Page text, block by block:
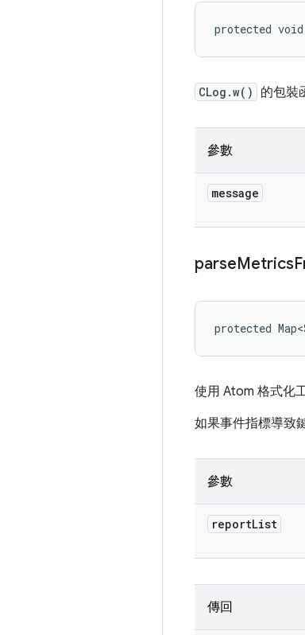
protected void
CLog.w() 的包裝
參數
message
parseMetrics
protected
使用 Atom 格式化
如果事件指標導致
參數
reportList
傳回